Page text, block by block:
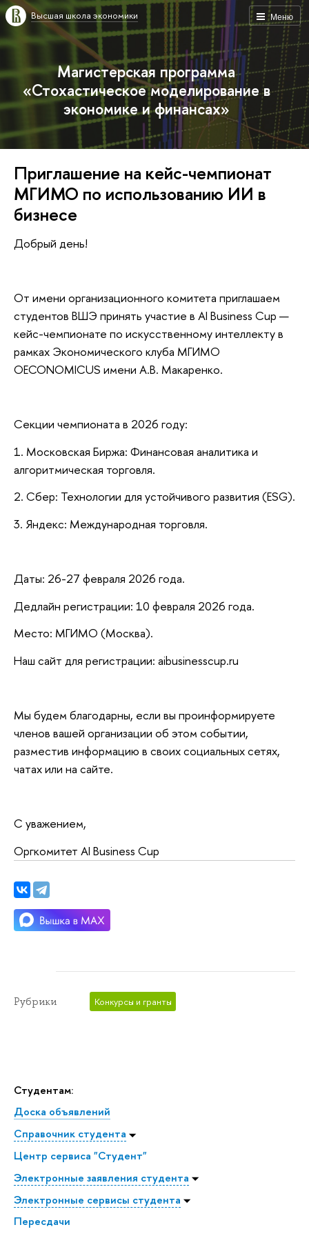
Меню
Высшая школа экономики
Магистерская программа
«Стохастическое моделирование в
экономике и финансах»
Студентам:
Доска объявлений
Справочник студента
Центр сервиса "Студент"
Электронные заявления студента
Электронные сервисы студента
Пересдачи
Приглашение на кейс-чемпионат
МГИМО по использованию ИИ в
бизнесе
Добрый день!
От имени организационного комитета приглашаем
студентов ВШЭ принять участие в AI Business Cup —
кейс-чемпионате по искусственному интеллекту в
рамках Экономического клуба МГИМО
OECONOMICUS имени А.В. Макаренко.
Секции чемпионата в 2026 году:
1. Московская Биржа: Финансовая аналитика и
алгоритмическая торговля.
2. Сбер: Технологии для устойчивого развития (ESG).
3. Яндекс: Международная торговля.
Даты: 26-27 февраля 2026 года.
Дедлайн регистрации: 10 февраля 2026 года.
Место: МГИМО (Москва).
Наш сайт для регистрации: aibusinesscup.ru
Мы будем благодарны, если вы проинформируете
членов вашей организации об этом событии,
разместив информацию в своих социальных сетях,
чатах или на сайте.
С уважением,
Оргкомитет AI Business Cup
Рубрики Конкурсы и гранты